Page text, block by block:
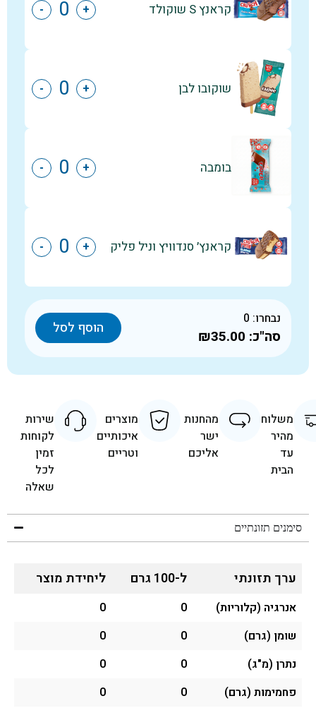
קראנץ S שוקולד +
-
שוקובו לבן +
-
בומבה +
-
קראנץ׳ סנדוויץ וניל פליק +
-
נבחרו: 0
סה"כ: ₪35.00 הוסף לסל
משלוח
מהיר
עד
הבית
מהחנות
ישר
אליכם
מוצרים
איכותיים
וטריים
שירות
לקוחות
זמין
לכל
שאלה
סימנים תזונתיים
ערך תזונתי ל-100 גרם ליחידת מוצר
אנרגיה (קלוריות) 0
0
שומן (גרם)
0
0
נתרן (מ"ג)
0
0
פחמימות (גרם)
0
0